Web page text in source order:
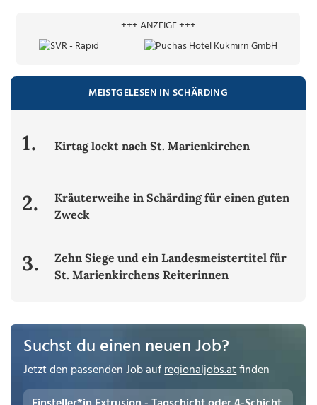
+++ ANZEIGE +++
MEISTGELESEN IN SCHÄRDING
1. Kirtag lockt nach St. Marienkirchen
2.
Kräuterweihe in Schärding für einen guten
Zweck
3.
Zehn Siege und ein Landesmeistertitel für
St. Marienkirchens Reiterinnen
Suchst du einen neuen Job?
Jetzt den passenden Job aufregionaljobs.atfinden